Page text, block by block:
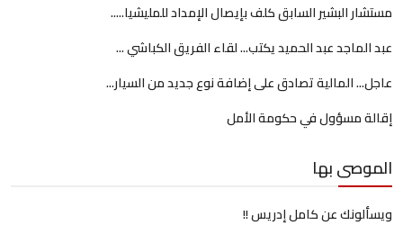
مستشار البشير السابق كلف بإيصال الإمداد للمليشيا.....
عبد الماجد عبد الحميد يكتب... لقاء الفريق الكباشي ...
عاجل... المالية تصادق على إضافة نوع جديد من السيار...
إقالة مسؤول في حكومة الأمل
الموصى بها
ويسألونك عن كامل إدريس !!